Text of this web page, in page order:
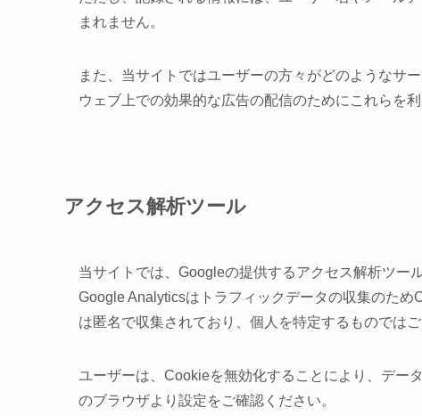
まれません。
また、当サイトではユーザーの方々がどのようなサ
ウェブ上での効果的な広告の配信のためにこれらを
アクセス解析ツール
当サイトでは、Googleの提供するアクセス解析ツー
Google Analyticsはトラフィックデータの収集のた
は匿名で収集されており、個人を特定するものではご
ユーザーは、Cookieを無効化することにより、デー
のブラウザより設定をご確認ください。